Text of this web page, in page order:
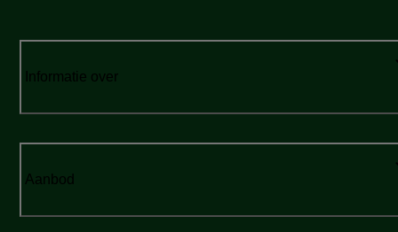
Informatie over
Aanbod